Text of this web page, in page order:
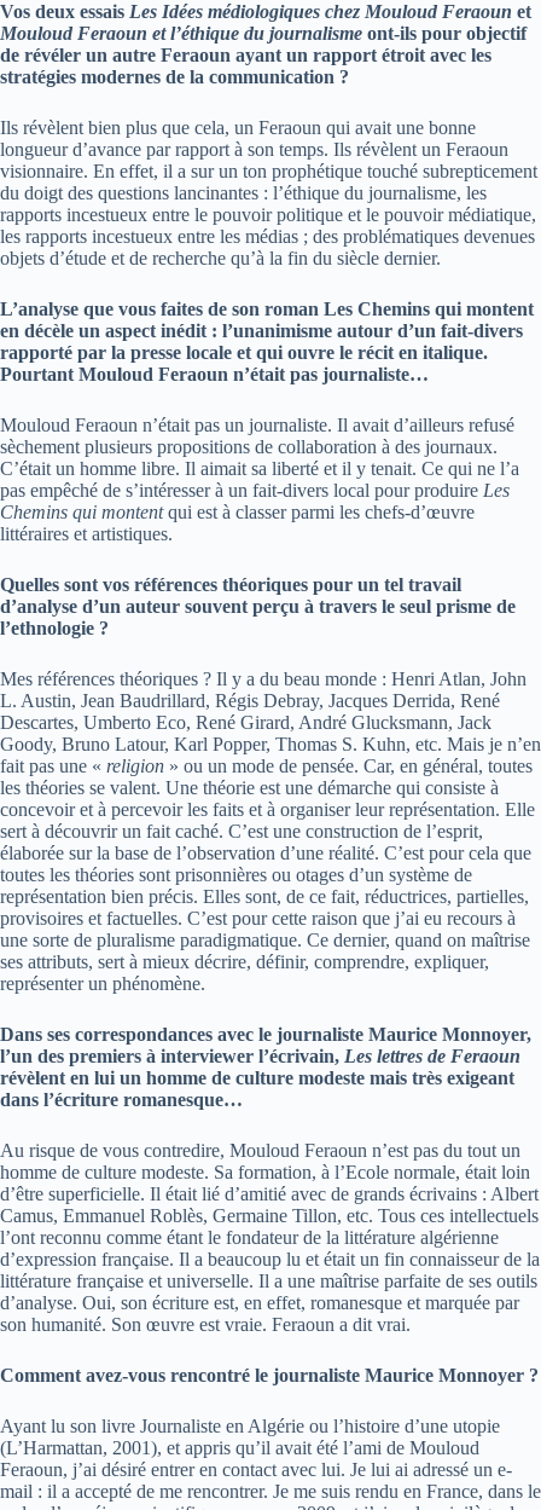
Vos deux essais Les Idées médiologiques chez Mouloud Feraoun et
Mouloud Feraoun et l’éthique du journalisme ont-ils pour objectif
de révéler un autre Feraoun ayant un rapport étroit avec les
stratégies modernes de la communication ?
Ils révèlent bien plus que cela, un Feraoun qui avait une bonne
longueur d’avance par rapport à son temps. Ils révèlent un Feraoun
visionnaire. En effet, il a sur un ton prophétique touché subrepticement
du doigt des questions lancinantes : l’éthique du journalisme, les
rapports incestueux entre le pouvoir politique et le pouvoir médiatique,
les rapports incestueux entre les médias ; des problématiques devenues
objets d’étude et de recherche qu’à la fin du siècle dernier.
L’analyse que vous faites de son roman Les Chemins qui montent
en décèle un aspect inédit : l’unanimisme autour d’un fait-divers
rapporté par la presse locale et qui ouvre le récit en italique.
Pourtant Mouloud Feraoun n’était pas journaliste…
Mouloud Feraoun n’était pas un journaliste. Il avait d’ailleurs refusé
sèchement plusieurs propositions de collaboration à des journaux.
C’était un homme libre. Il aimait sa liberté et il y tenait. Ce qui ne l’a
pas empêché de s’intéresser à un fait-divers local pour produire Les
Chemins qui montentqui est à classer parmi les chefs-d’œuvre
littéraires et artistiques.
Quelles sont vos références théoriques pour un tel travail
d’analyse d’un auteur souvent perçu à travers le seul prisme de
l’ethnologie ?
Mes références théoriques ? Il y a du beau monde : Henri Atlan, John
L. Austin, Jean Baudrillard, Régis Debray, Jacques Derrida, René
Descartes, Umberto Eco, René Girard, André Glucksmann, Jack
Goody, Bruno Latour, Karl Popper, Thomas S. Kuhn, etc. Mais je n’en
fait pas une « religion » ou un mode de pensée. Car, en général, toutes
les théories se valent. Une théorie est une démarche qui consiste à
concevoir et à percevoir les faits et à organiser leur représentation. Elle
sert à découvrir un fait caché. C’est une construction de l’esprit,
élaborée sur la base de l’observation d’une réalité. C’est pour cela que
toutes les théories sont prisonnières ou otages d’un système de
représentation bien précis. Elles sont, de ce fait, réductrices, partielles,
provisoires et factuelles. C’est pour cette raison que j’ai eu recours à
une sorte de pluralisme paradigmatique. Ce dernier, quand on maîtrise
ses attributs, sert à mieux décrire, définir, comprendre, expliquer,
représenter un phénomène.
Dans ses correspondances avec le journaliste Maurice Monnoyer,
l’un des premiers à interviewer l’écrivain, Les lettres de Feraoun
révèlent en lui un homme de culture modeste mais très exigeant
dans l’écriture romanesque…
Au risque de vous contredire, Mouloud Feraoun n’est pas du tout un
homme de culture modeste. Sa formation, à l’Ecole normale, était loin
d’être superficielle. Il était lié d’amitié avec de grands écrivains : Albert
Camus, Emmanuel Roblès, Germaine Tillon, etc. Tous ces intellectuels
l’ont reconnu comme étant le fondateur de la littérature algérienne
d’expression française. Il a beaucoup lu et était un fin connaisseur de la
littérature française et universelle. Il a une maîtrise parfaite de ses outils
d’analyse. Oui, son écriture est, en effet, romanesque et marquée par
son humanité. Son œuvre est vraie. Feraoun a dit vrai.
Comment avez-vous rencontré le journaliste Maurice Monnoyer ?
Ayant lu son livre Journaliste en Algérie ou l’histoire d’une utopie
(L’Harmattan, 2001), et appris qu’il avait été l’ami de Mouloud
Feraoun, j’ai désiré entrer en contact avec lui. Je lui ai adressé un e-
mail : il a accepté de me rencontrer. Je me suis rendu en France, dans le